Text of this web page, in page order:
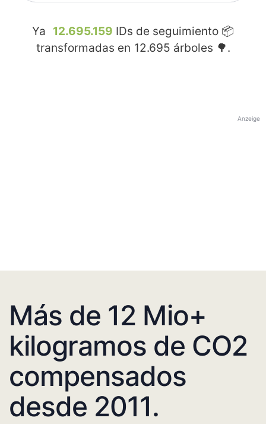
Ya 12.695.159 IDs de seguimiento 📦
transformadas en 12.695 árboles 🌳.
Anzeige
Más de 12 Mio+
kilogramos de CO2
compensados
desde 2011.